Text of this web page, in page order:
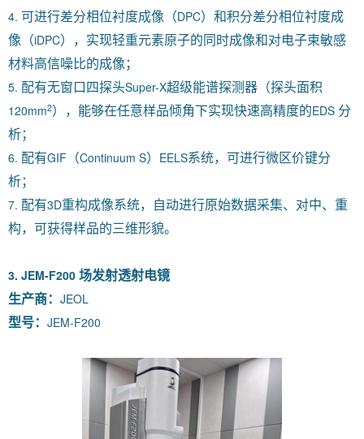
4. 可进行差分相位衬度成像（DPC）和积分差分相位衬度成
像（iDPC），实现轻重元素原子的同时成像和对电子束敏感
材料高信噪比的成像；
5. 配有无窗口四探头Super-X超级能谱探测器（探头面积
120mm2），能够在任意样品倾角下实现快速高精度的EDS 分
析；
6. 配有GIF （Continuum S） EELS系统，可进行微区价键分
析；
7. 配有3D重构成像系统，自动进行原始数据采集、对中、重
构，可获得样品的三维形貌。
3. JEM-F200 场发射透射电镜
生产商： JEOL
型号： JEM-F200